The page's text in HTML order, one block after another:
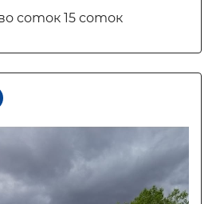
соток 15 соток